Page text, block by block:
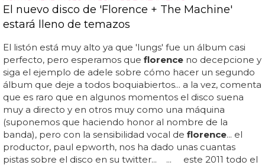
El nuevo disco de 'Florence + The Machine'
estará lleno de temazos
El listón está muy alto ya que 'lungs' fue un álbum casi
perfecto, pero esperamos que florence no decepcione y
siga el ejemplo de adele sobre cómo hacer un segundo
álbum que deje a todos boquiabiertos... a la vez, comenta
que es raro que en algunos momentos el disco suena
muy a directo y en otros muy como una máquina
(suponemos que haciendo honor al nombre de la
banda), pero con la sensibilidad vocal de florence... el
productor, paul epworth, nos ha dado unas cuantas
pistas sobre el disco en su twitter... ... este 2011 todo el